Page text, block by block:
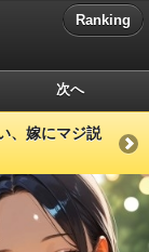
Ranking
次へ
、嫁にマジ説